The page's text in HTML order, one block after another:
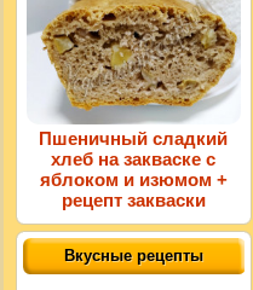
Пшеничный сладкий
хлеб на закваске с
яблоком и изюмом +
рецепт закваски
Вкусные рецепты